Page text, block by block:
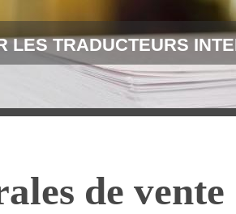
LES TRADUCTEURS
de vente